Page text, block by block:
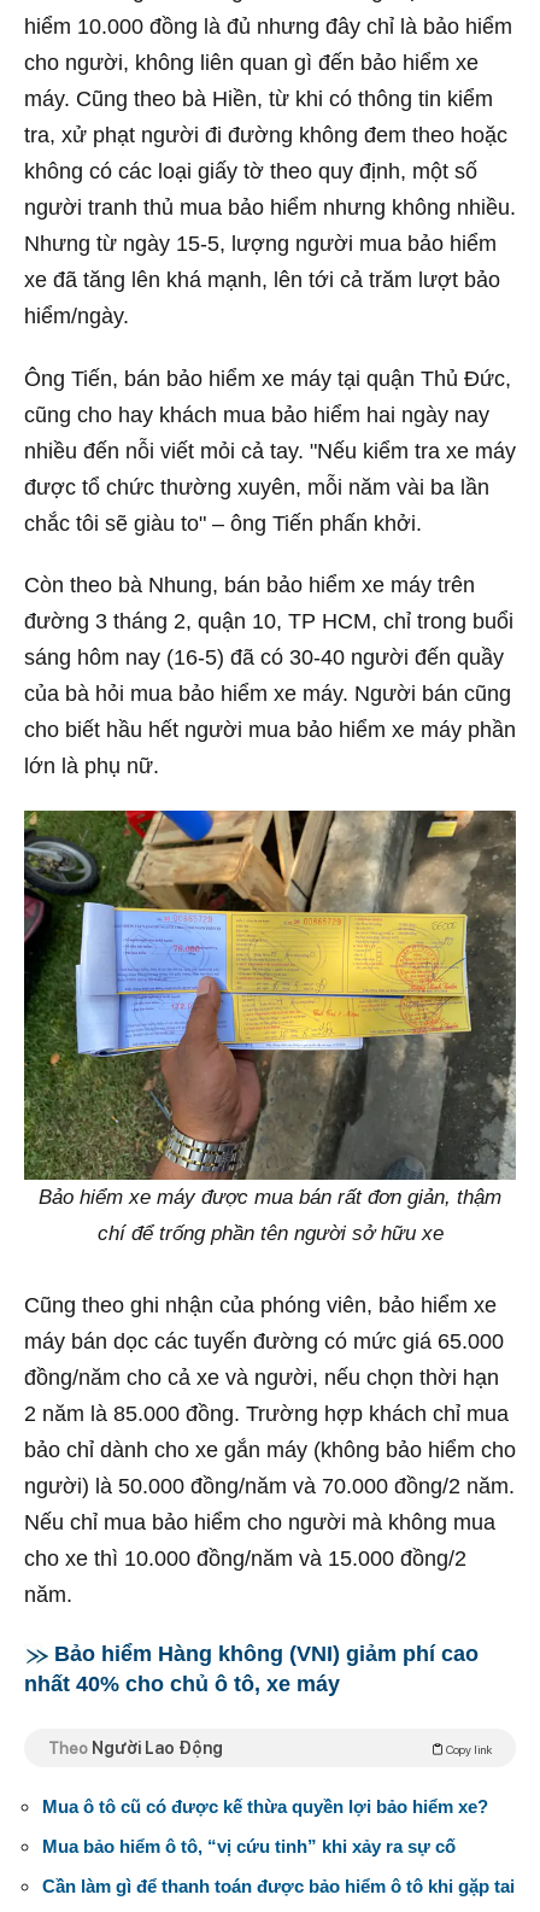
hiểm 10.000 đồng là đủ nhưng đây chỉ là bảo hiểm
cho người, không liên quan gì đến bảo hiểm xe
máy. Cũng theo bà Hiền, từ khi có thông tin kiểm
tra, xử phạt người đi đường không đem theo hoặc
không có các loại giấy tờ theo quy định, một số
người tranh thủ mua bảo hiểm nhưng không nhiều.
Nhưng từ ngày 15-5, lượng người mua bảo hiểm
xe đã tăng lên khá mạnh, lên tới cả trăm lượt bảo
hiểm/ngày.
Ông Tiến, bán bảo hiểm xe máy tại quận Thủ Đức,
cũng cho hay khách mua bảo hiểm hai ngày nay
nhiều đến nỗi viết mỏi cả tay. "Nếu kiểm tra xe máy
được tổ chức thường xuyên, mỗi năm vài ba lần
chắc tôi sẽ giàu to" – ông Tiến phấn khởi.
Còn theo bà Nhung, bán bảo hiểm xe máy trên
đường 3 tháng 2, quận 10, TP HCM, chỉ trong buổi
sáng hôm nay (16-5) đã có 30-40 người đến quầy
của bà hỏi mua bảo hiểm xe máy. Người bán cũng
cho biết hầu hết người mua bảo hiểm xe máy phần
lớn là phụ nữ.
Bảo hiểm xe máy được mua bán rất đơn giản, thậm
chí để trống phần tên người sở hữu xe
Cũng theo ghi nhận của phóng viên, bảo hiểm xe
máy bán dọc các tuyến đường có mức giá 65.000
đồng/năm cho cả xe và người, nếu chọn thời hạn
2 năm là 85.000 đồng. Trường hợp khách chỉ mua
bảo chỉ dành cho xe gắn máy (không bảo hiểm cho
người) là 50.000 đồng/năm và 70.000 đồng/2 năm.
Nếu chỉ mua bảo hiểm cho người mà không mua
cho xe thì 10.000 đồng/năm và 15.000 đồng/2
năm.
Bảo hiểm Hàng không (VNI) giảm phí cao
nhất 40% cho chủ ô tô, xe máy
Theo Người Lao Động Copy link
Mua ô tô cũ có được kế thừa quyền lợi bảo hiểm xe?
Mua bảo hiểm ô tô, “vị cứu tinh” khi xảy ra sự cố
Cần làm gì để thanh toán được bảo hiểm ô tô khi gặp tai